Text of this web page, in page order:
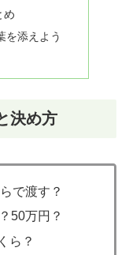
め
を添えよう
決め方
で渡す？
50万円？
ら？